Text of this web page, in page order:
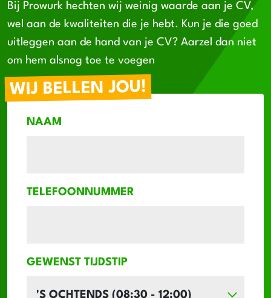
Bij Prowurk hechten wij weinig waarde aan je CV,
wel aan de kwaliteiten die je hebt. Kun je die goed
uitleggen aan de hand van je CV? Aarzel dan niet
om hem alsnog toe te voegen
WIJ BELLEN JOU!
NAAM
TELEFOONNUMMER
GEWENST TIJDSTIP